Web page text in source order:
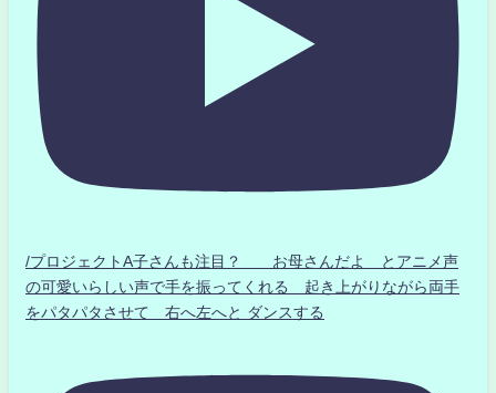
/プロジェクトA子さんも注目？ お母さんだよ とアニメ声
の可愛いらしい声で手を振ってくれる 起き上がりながら両手
をパタパタさせて 右へ左へと ダンスする